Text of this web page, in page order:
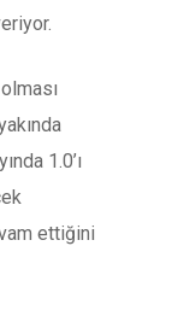
1.0’ı
ettiğini